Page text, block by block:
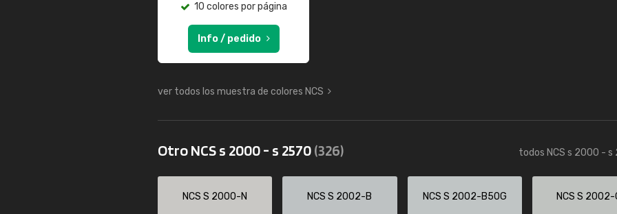
10 colores por página
Info / pedido
ver todos los muestra de colores NCS
Otro NCS s 2000 - s 2570(326) todos NCS s 2000 - s
NCS S 2000-N NCS S 2002-B NCS S 2002-B50G NCS S 2002-